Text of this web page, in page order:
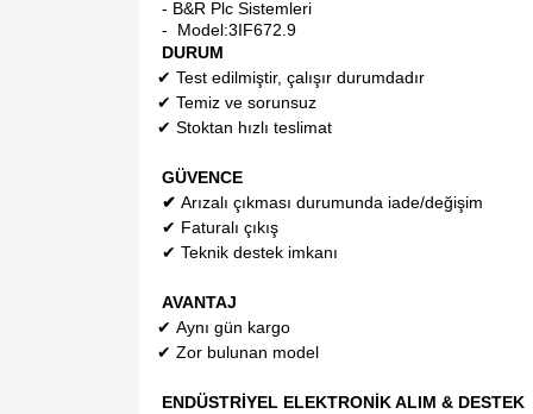
- B&R Plc Sistemleri
- Model:3IF672.9
DURUM
✔ Test edilmiştir, çalışır durumdadır
✔ Temiz ve sorunsuz
✔ Stoktan hızlı teslimat
GÜVENCE
✔ Arızalı çıkması durumunda iade/değişim
✔ Faturalı çıkış
✔ Teknik destek imkanı
AVANTAJ
✔ Aynı gün kargo
✔ Zor bulunan model
ENDÜSTRİYEL ELEKTRONİK ALIM & DESTEK